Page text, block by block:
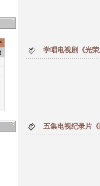
学唱电视剧《光
五集电视纪录片